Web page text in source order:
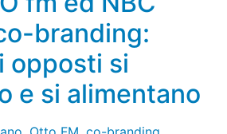
branding:
opposti si
e si alimentano